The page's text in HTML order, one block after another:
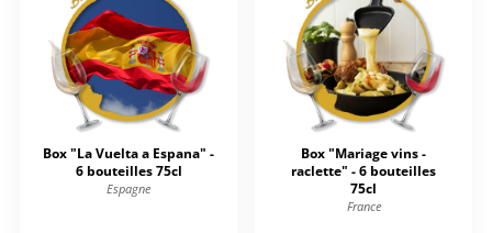
Box "La Vuelta a Espana" -
6 bouteilles 75cl
Espagne
Box "Mariage vins -
raclette" - 6 bouteilles
75cl
France